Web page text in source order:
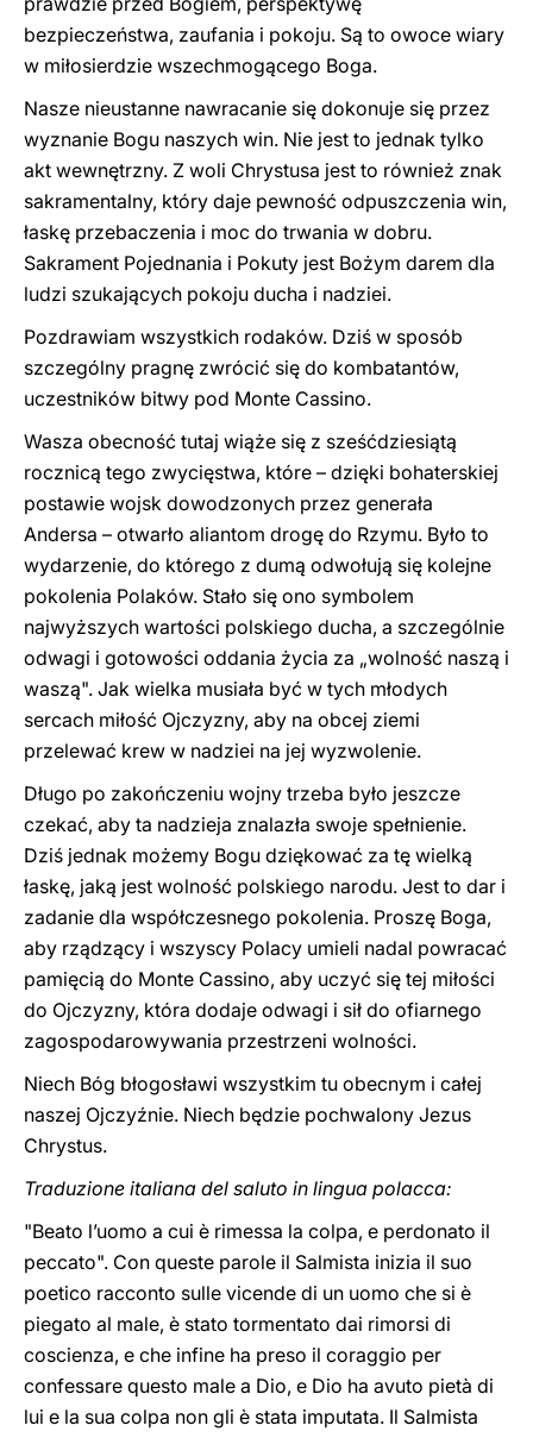
bezpieczeństwa, zaufania i pokoju. Są to owoce wiary
w miłosierdzie wszechmogącego Boga.
Nasze nieustanne nawracanie się dokonuje się przez
wyznanie Bogu naszych win. Nie jest to jednak tylko
akt wewnętrzny. Z woli Chrystusa jest to również znak
sakramentalny, który daje pewność odpuszczenia win,
łaskę przebaczenia i moc do trwania w dobru.
Sakrament Pojednania i Pokuty jest Bożym darem dla
ludzi szukających pokoju ducha i nadziei.
Pozdrawiam wszystkich rodaków. Dziś w sposób
szczególny pragnę zwrócić się do kombatantów,
uczestników bitwy pod Monte Cassino.
Wasza obecność tutaj wiąże się z sześćdziesiątą
rocznicą tego zwycięstwa, które – dzięki bohaterskiej
postawie wojsk dowodzonych przez generała
Andersa – otwarło aliantom drogę do Rzymu. Było to
wydarzenie, do którego z dumą odwołują się kolejne
pokolenia Polaków. Stało się ono symbolem
najwyższych wartości polskiego ducha, a szczególnie
odwagi i gotowości oddania życia za „wolność naszą i
waszą". Jak wielka musiała być w tych młodych
sercach miłość Ojczyzny, aby na obcej ziemi
przelewać krew w nadziei na jej wyzwolenie.
Długo po zakończeniu wojny trzeba było jeszcze
czekać, aby ta nadzieja znalazła swoje spełnienie.
Dziś jednak możemy Bogu dziękować za tę wielką
łaskę, jaką jest wolność polskiego narodu. Jest to dar i
zadanie dla współczesnego pokolenia. Proszę Boga,
aby rządzący i wszyscy Polacy umieli nadal powracać
pamięcią do Monte Cassino, aby uczyć się tej miłości
do Ojczyzny, która dodaje odwagi i sił do ofiarnego
zagospodarowywania przestrzeni wolności.
Niech Bóg błogosławi wszystkim tu obecnym i całej
naszej Ojczyźnie. Niech będzie pochwalony Jezus
Chrystus.
Traduzione italiana del saluto in lingua polacca:
"Beato l’uomo a cui è rimessa la colpa, e perdonato il
peccato". Con queste parole il Salmista inizia il suo
poetico racconto sulle vicende di un uomo che si è
piegato al male, è stato tormentato dai rimorsi di
coscienza, e che infine ha preso il coraggio per
confessare questo male a Dio, e Dio ha avuto pietà di
lui e la sua colpa non gli è stata imputata. Il Salmista